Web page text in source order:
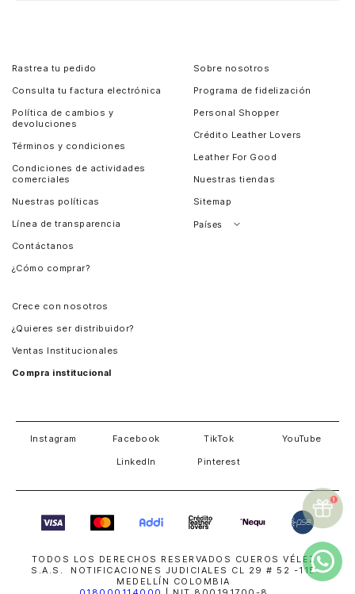
Rastrea tu pedido
Consulta tu factura electrónica
Política de cambios y
devoluciones
Términos y condiciones
Condiciones de actividades
comerciales
Nuestras políticas
Línea de transparencia
Contáctanos
¿Cómo comprar?
Sobre nosotros
Programa de fidelización
Personal Shopper
Crédito Leather Lovers
Leather For Good
Nuestras tiendas
Sitemap
Países
Crece con nosotros
¿Quieres ser distribuidor?
Ventas Institucionales
Compra institucional
Instagram Facebook TikTok YouTube
LinkedIn Pinterest
TODOS LOS DERECHOS RESERVADOS CUEROS VÉLEZ
S.A.S. NOTIFICACIONES JUDICIALES CL 29 # 52 -115
MEDELLÍN COLOMBIA